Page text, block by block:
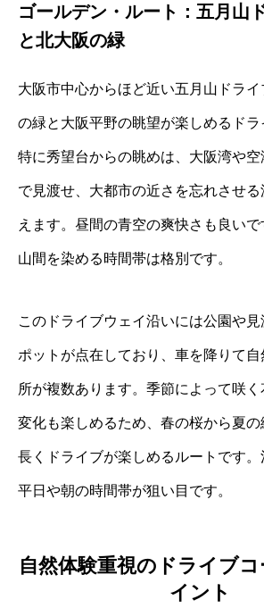
ゴールデン・ルート：五月山
と北大阪の緑
大阪市中心からほど近い五月山ドラ
の緑と大阪平野の眺望が楽しめるドラ
特に秀望台からの眺めは、大阪湾や空
で見渡せ、大都市の近さを忘れさせ
えます。昼間の青空の爽快さも良い
山間を染める時間帯は格別です。
このドライブウェイ沿いには公園や
ポットが点在しており、車を降りて
所が複数あります。季節によって咲
変化も楽しめるため、春の桜から夏
長くドライブが楽しめるルートです
平日や朝の時間帯が狙い目です。
自然体験重視のドライブ
イント